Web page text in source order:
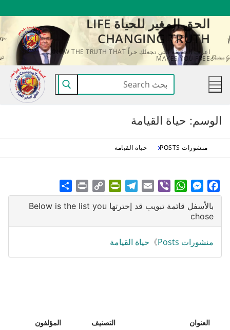
المحتوى
الحق المغير للحياة LIFE
CHANGING TRUTH
اعرف الحقيقة التي تجعلك حراً KNOW THE TRUTH THAT
MAKES YOU FREE
البحث
عن:
الوسم: حياة القيامة
منشورات POSTS حياة القيامة
Facebook
Messenger
WhatsApp
Viber
Email
Telegram
PrintFriendly
Copy
Link
Print
بالأسفل قائمة تبويب قد إخترتها Below is the list you
chose
منشورات Posts 》 حياة القيامة
العنوان التصنيف المؤلفون